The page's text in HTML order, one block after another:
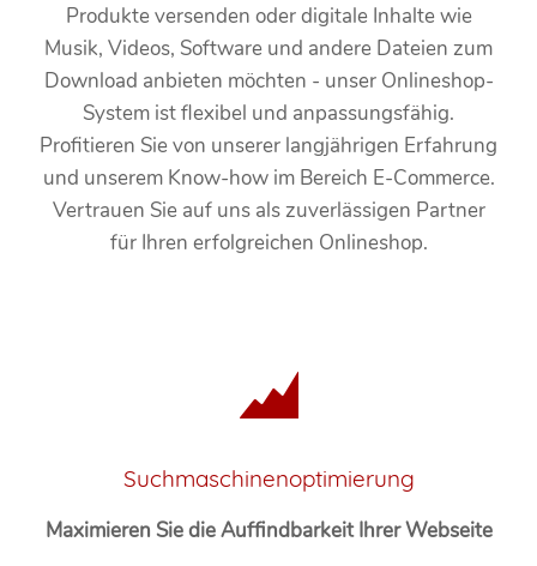
Produkte versenden oder digitale Inhalte wie
Musik, Videos, Software und andere Dateien zum
Download anbieten möchten - unser Onlineshop-
System ist flexibel und anpassungsfähig.
Profitieren Sie von unserer langjährigen Erfahrung
und unserem Know-how im Bereich E-Commerce.
Vertrauen Sie auf uns als zuverlässigen Partner
für Ihren erfolgreichen Onlineshop.
Suchmaschinenoptimierung
Maximieren Sie die Auffindbarkeit Ihrer Webseite